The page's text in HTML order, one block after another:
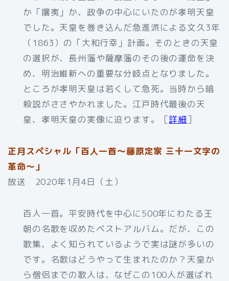
か「攘夷」か、政争の中心にいたのが孝明天皇
でした。天皇を巻き込んだ急進派による文久3年
（1863）の「大和行幸」計画。そのときの天皇
の選択が、長州藩や薩摩藩のその後の運命を決
め、明治維新への重要な分岐点となりました。
ところが孝明天皇は若くして急死。当時から暗
殺説がささやかれました。江戸時代最後の天
皇、孝明天皇の実像に迫ります。［詳細］
正月スペシャル「百人一首～藤原定家 三十一文字の
革命～」
放送 2020年1月4日（土）
百人一首。平安時代を中心に500年にわたる王
朝の名歌を収めたベストアルバム。だが、この
歌集、よく知られているようで実は謎が多いの
です。名歌はどうやって生まれたのか？天皇か
ら僧侶までの歌人は、なぜこの100人が選ばれ